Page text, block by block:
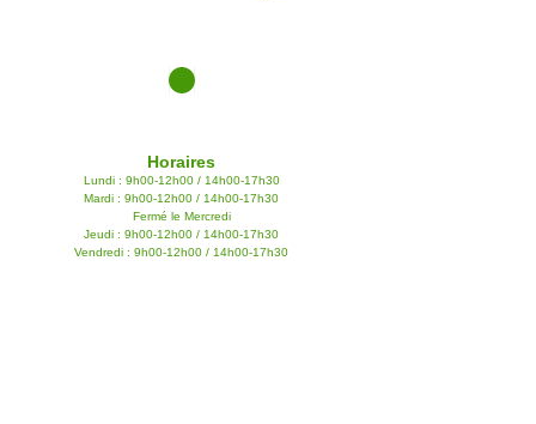
Horaires
Lundi : 9h00-12h00 / 14h00-17h30
Mardi : 9h00-12h00 / 14h00-17h30
Fermé le Mercredi
Jeudi : 9h00-12h00 / 14h00-17h30
Vendredi : 9h00-12h00 / 14h00-17h30